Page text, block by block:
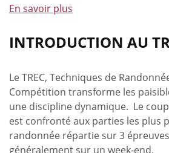
à
En savoir plus
de
TREC
INTRODUCTION AU
Le TREC, Techniques de
Compétition transforme les
une discipline dynamique. Le
est confronté aux parties les plus
randonnée répartie sur 3
généralement sur un week-end.